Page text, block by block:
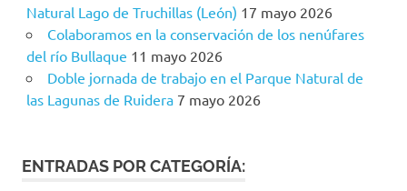
Natural Lago de Truchillas (León) 17 mayo 2026
Colaboramos en la conservación de los nenúfares
del río Bullaque 11 mayo 2026
Doble jornada de trabajo en el Parque Natural de
las Lagunas de Ruidera 7 mayo 2026
ENTRADAS POR CATEGORÍA: